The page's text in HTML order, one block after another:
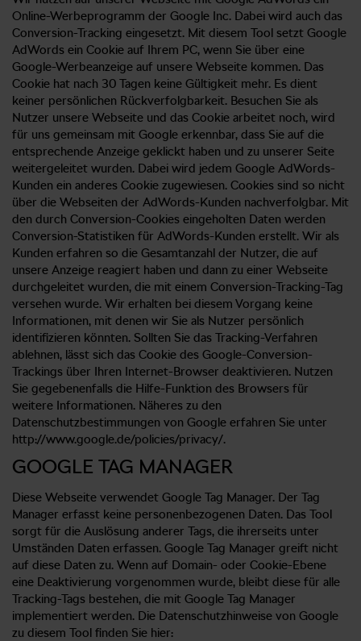
Online-Werbeprogramm der Google Inc. Dabei wird auch das
Conversion-Tracking eingesetzt. Mit diesem Tool setzt Google
AdWords ein Cookie auf Ihrem PC, wenn Sie über eine
Google-Werbeanzeige auf unsere Webseite kommen. Das
Cookie hat nach 30 Tagen keine Gültigkeit mehr. Es dient
keiner persönlichen Rückverfolgbarkeit. Besuchen Sie als
Nutzer unsere Webseite und das Cookie arbeitet noch, wird
für uns gemeinsam mit Google erkennbar, dass Sie auf die
entsprechende Anzeige geklickt haben und zu unserer Seite
weitergeleitet wurden. Dabei wird jedem Google AdWords-
Kunden ein anderes Cookie zugewiesen. Cookies sind so nicht
über die Webseiten der AdWords-Kunden nachverfolgbar. Mit
den durch Conversion-Cookies eingeholten Daten werden
Conversion-Statistiken für AdWords-Kunden erstellt. Wir als
Kunden erfahren so die Gesamtanzahl der Nutzer, die auf
unsere Anzeige reagiert haben und dann zu einer Webseite
durchgeleitet wurden, die mit einem Conversion-Tracking-Tag
versehen wurde. Wir erhalten bei diesem Vorgang keine
Informationen, mit denen wir Sie als Nutzer persönlich
identifizieren könnten. Sollten Sie das Tracking-Verfahren
ablehnen, lässt sich das Cookie des Google-Conversion-
Trackings über Ihren Internet-Browser deaktivieren. Nutzen
Sie gegebenenfalls die Hilfe-Funktion des Browsers für
weitere Informationen. Näheres zu den
Datenschutzbestimmungen von Google erfahren Sie unter
http://www.google.de/policies/privacy/.
GOOGLE TAG MANAGER
Diese Webseite verwendet Google Tag Manager. Der Tag
Manager erfasst keine personenbezogenen Daten. Das Tool
sorgt für die Auslösung anderer Tags, die ihrerseits unter
Umständen Daten erfassen. Google Tag Manager greift nicht
auf diese Daten zu. Wenn auf Domain- oder Cookie-Ebene
eine Deaktivierung vorgenommen wurde, bleibt diese für alle
Tracking-Tags bestehen, die mit Google Tag Manager
implementiert werden. Die Datenschutzhinweise von Google
zu diesem Tool finden Sie hier: